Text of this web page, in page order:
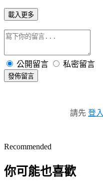
載入更多
公開留言 私密留言
發佈留言
請先 登入
Recommended
你可能也喜歡